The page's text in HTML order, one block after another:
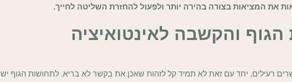
את המציאות בצורה בהירה יותר ולפעול להחזרת השליטה לחייך.
והקשבה לאינטואיציה
רעילים, יחד עם זאת לא תמיד קל לזהות שאכן את בקשר לא בריא. לתחושות הגוף יש